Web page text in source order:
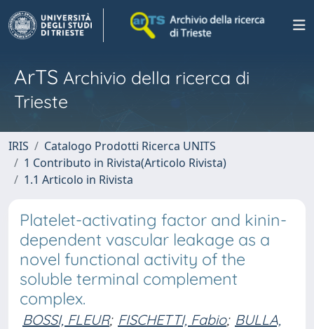
ArTS Archivio della ricerca di
Trieste
IRIS
Catalogo Prodotti Ricerca UNITS
1 Contributo in Rivista(Articolo Rivista)
1.1 Articolo in Rivista
Platelet-activating factor and kinin-
dependent vascular leakage as a
novel functional activity of the
soluble terminal complement
complex.
BOSSI, FLEUR; FISCHETTI, Fabio; BULLA,